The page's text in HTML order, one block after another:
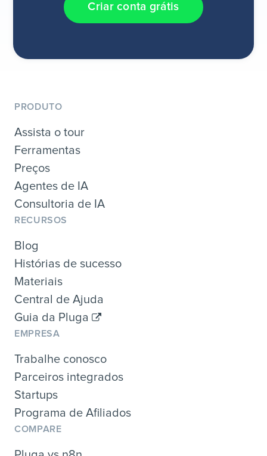
Criar conta grátis
PRODUTO
Assista o tour
Ferramentas
Preços
Agentes de IA
Consultoria de IA
RECURSOS
Blog
Histórias de sucesso
Materiais
Central de Ajuda
Guia da Pluga
EMPRESA
Trabalhe conosco
Parceiros integrados
Startups
Programa de Afiliados
COMPARE